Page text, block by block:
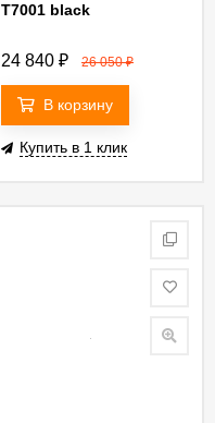
T7001 black
24 840 ₽ 26 050₽
В корзину
Купить в 1 клик